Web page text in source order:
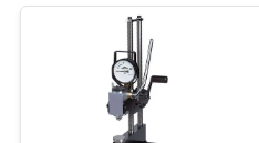
POLICY